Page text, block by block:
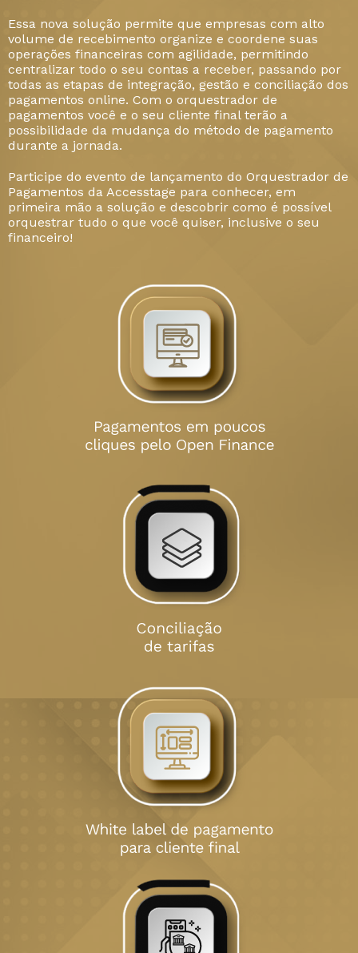
Essa nova solução permite que empresas com alto
volume de recebimento organize e coordene suas
operações financeiras com agilidade, permitindo
centralizar todo o seu contas a receber, passando por
todas as etapas de integração, gestão e conciliação dos
pagamentos online. Com o orquestrador de
pagamentos você e o seu cliente final terão a
possibilidade da mudança do método de pagamento
durante a jornada.
Participe do evento de lançamento do Orquestrador de
Pagamentos da Accesstage para conhecer, em
primeira mão a solução e descobrir como é possível
orquestrar tudo o que você quiser, inclusive o seu
financeiro!